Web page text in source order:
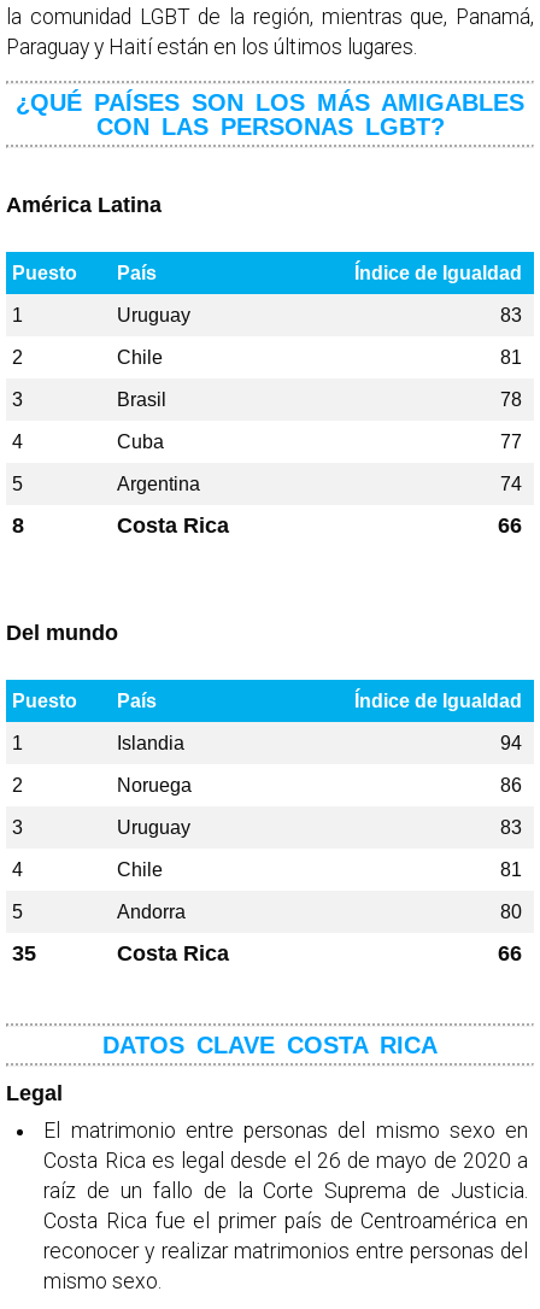
la comunidad LGBT de la región, mientras que, Panamá,
Paraguay y Haití están en los últimos lugares.
¿QUÉ PAÍSES SON LOS MÁS AMIGABLES
CON LAS PERSONAS LGBT?
América Latina
Puesto País Índice de Igualdad
1 Uruguay 83
2 Chile 81
3 Brasil 78
4 Cuba 77
5 Argentina 74
8 Costa Rica 66
Del mundo
Puesto País Índice de Igualdad
1 Islandia 94
2 Noruega 86
3 Uruguay 83
4 Chile 81
5 Andorra 80
35 Costa Rica 66
DATOS CLAVE COSTA RICA
Legal
El matrimonio entre personas del mismo sexo en
Costa Rica es legal desde el 26 de mayo de 2020 a
raíz de un fallo de la Corte Suprema de Justicia.
Costa Rica fue el primer país de Centroamérica en
reconocer y realizar matrimonios entre personas del
mismo sexo.